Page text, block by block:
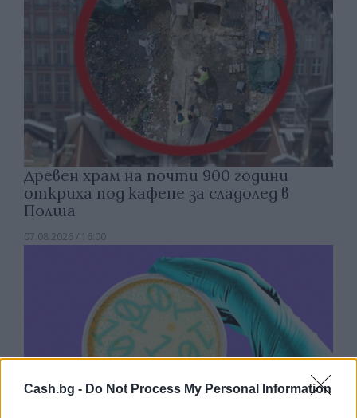
Cash.bg - Do Not Process My Personal Information
Древен храм на почти 900 години
откриха под кафене за сладолед в
Полша
07.08.2026 / 16:00